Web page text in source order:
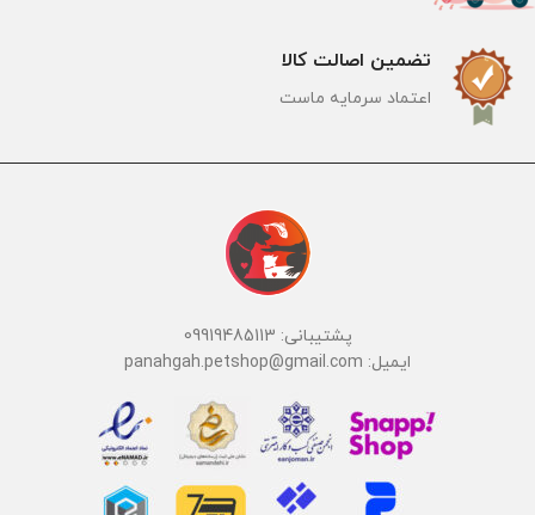
تضمین اصالت کالا
اعتماد سرمایه ماست
پشتیبانی: 09919485113
ایمیل: panahgah.petshop@gmail.com